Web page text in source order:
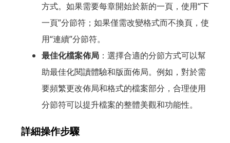
方式。如果需要每章開始於新的一頁，使用“下
一頁”分節符；如果僅需改變格式而不換頁，使
用“連續”分節符。
最佳化檔案佈局：選擇合適的分節方式可以幫
助最佳化閱讀體驗和版面佈局。例如，對於需
要頻繁更改佈局和格式的檔案部分，合理使用
分節符可以提升檔案的整體美觀和功能性。
詳細操作步驟